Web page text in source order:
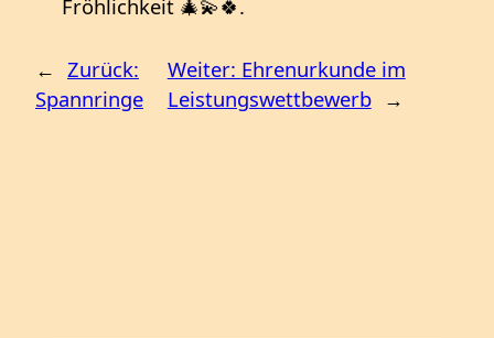
Fröhlichkeit 🎄💫🍀.
← Zurück:
Spannringe
Weiter: Ehrenurkunde im
Leistungswettbewerb →